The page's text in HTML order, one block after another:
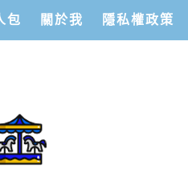
包 關於我 隱私權政策